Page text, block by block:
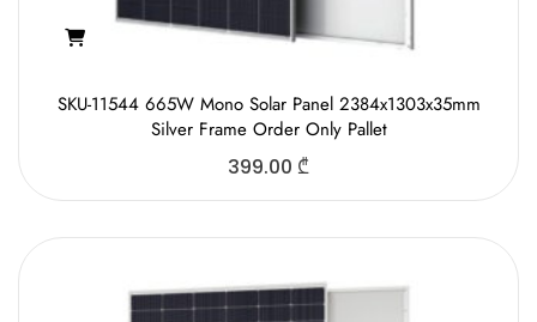
SKU-11544 665W Mono Solar Panel 2384x1303x35mm
Silver Frame Order Only Pallet
399.00 ₾